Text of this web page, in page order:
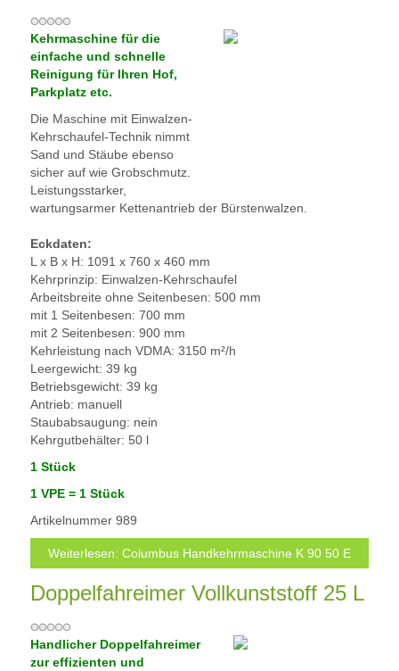
Kehrmaschine für die
einfache und schnelle
Reinigung für Ihren Hof,
Parkplatz etc.
Die Maschine mit Einwalzen-
Kehrschaufel-Technik nimmt
Sand und Stäube ebenso
sicher auf wie Grobschmutz.
Leistungsstarker,
wartungsarmer Kettenantrieb der Bürstenwalzen.
Eckdaten:
L x B x H: 1091 x 760 x 460 mm
Kehrprinzip: Einwalzen-Kehrschaufel
Arbeitsbreite ohne Seitenbesen: 500 mm
mit 1 Seitenbesen: 700 mm
mit 2 Seitenbesen: 900 mm
Kehrleistung nach VDMA: 3150 m²/h
Leergewicht: 39 kg
Betriebsgewicht: 39 kg
Antrieb: manuell
Staubabsaugung: nein
Kehrgutbehälter: 50 l
1 Stück
1 VPE = 1 Stück
Artikelnummer 989
Weiterlesen: Columbus Handkehrmaschine K 90 50 E
Doppelfahreimer Vollkunststoff 25 L
Handlicher Doppelfahreimer
zur effizienten und